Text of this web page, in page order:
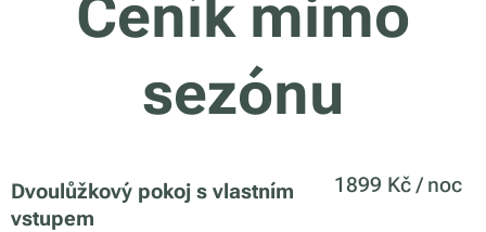
Ceník mimo
sezónu
Dvoulůžkový pokoj s vlastním
vstupem
1899 Kč / noc